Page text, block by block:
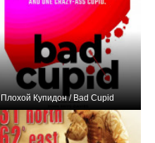
Плохой Купидон / Bad Cupid